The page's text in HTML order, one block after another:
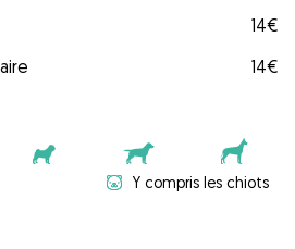
14€
14€
Y compris les chiots